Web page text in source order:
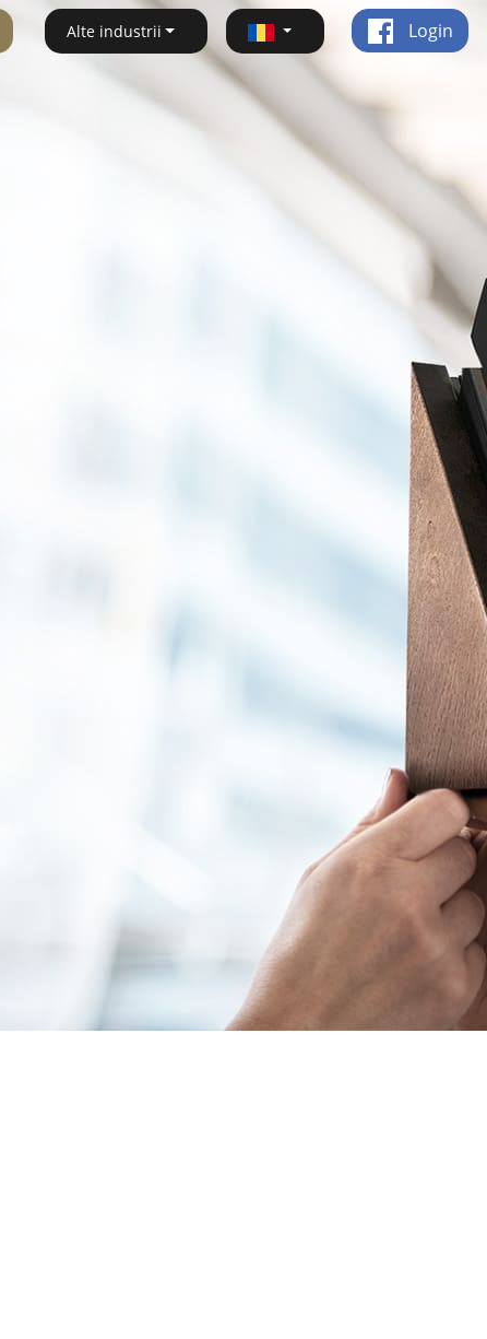
Alte industrii Login